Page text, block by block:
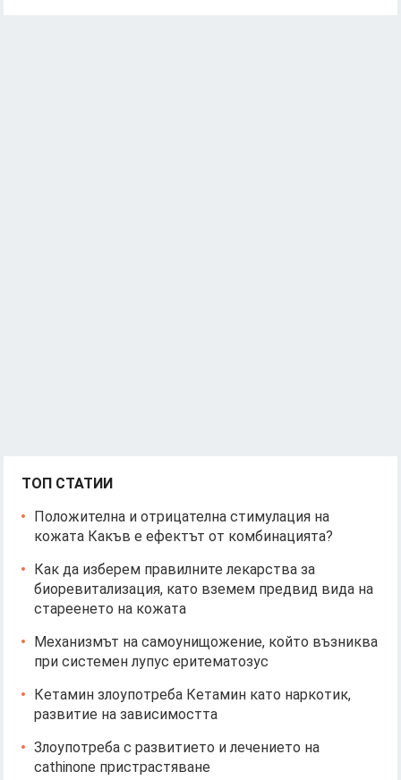
ТОП СТАТИИ
Положителна и отрицателна стимулация на
кожата Какъв е ефектът от комбинацията?
Как да изберем правилните лекарства за
биоревитализация, като вземем предвид вида на
стареенето на кожата
Механизмът на самоунищожение, който възниква
при системен лупус еритематозус
Кетамин злоупотреба Кетамин като наркотик,
развитие на зависимостта
Злоупотреба с развитието и лечението на
cathinone пристрастяване